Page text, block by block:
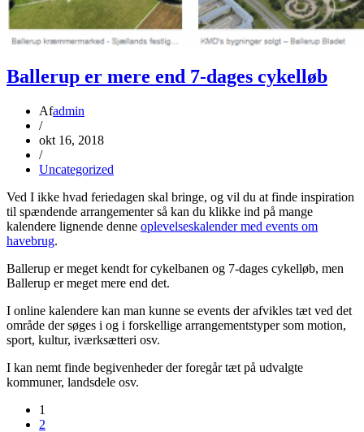
Ballerup er mere end 7-dages cykelløb
Afadmin
/
okt 16, 2018
/
Uncategorized
Ved I ikke hvad feriedagen skal bringe, og vil du at finde inspiration
til spændende arrangementer så kan du klikke ind på mange
kalendere lignende denne oplevelseskalender med events om
havebrug.
Ballerup er meget kendt for cykelbanen og 7-dages cykelløb, men
Ballerup er meget mere end det.
I online kalendere kan man kunne se events der afvikles tæt ved det
område der søges i og i forskellige arrangementstyper som motion,
sport, kultur, iværksætteri osv.
I kan nemt finde begivenheder der foregår tæt på udvalgte
kommuner, landsdele osv.
1
2